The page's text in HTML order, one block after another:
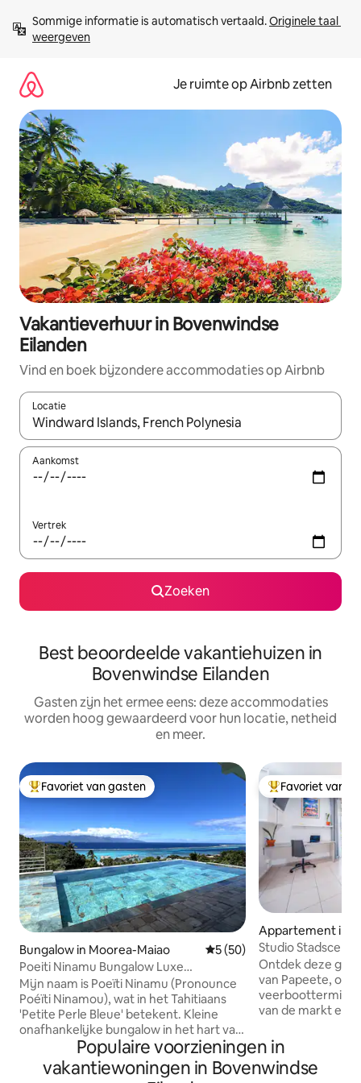
direct
naar
Sommige informatie is automatisch vertaald. Originele taal
weergeven
Je ruimte op Airbnb zetten
Vakantieverhuur in Bovenwindse
Eilanden
Vind en boek bijzondere accommodaties op Airbnb
Locatie
Wanneer er suggesties beschikbaar zijn, maak je een keuze
Aankomst
Vertrek
Zoeken
Best beoordeelde vakantiehuizen in
Bovenwindse Eilanden
Gasten zijn het ermee eens: deze accommodaties
worden hoog gewaardeerd voor hun locatie, netheid
en meer.
Topfavoriet van gasten
Favoriet van gasten
Bungalow in Moorea-Maiao Gemiddelde beoordeling
5 (50)
Poeiti Ninamu Bungalow Luxe
Uitzonderlijk uitzicht
Mijn naam is Poeïti Ninamu (Pronounce
Poéïti Ninamou), wat in het Tahitiaans
'Petite Perle Bleue' betekent. Kleine
onafhankelijke bungalow in het hart van
een luxe residentie, aan de kant van de
lagune, de oceaan en het eiland Tahiti. Ik
Topfavoriet van
Favoriet van
Appartement in
Studio
Uitzicht op de
Ontdek deze
van Papeete, op
veerbootterminal
van de markt en
strakke
een kitchenette,
een
Populaire voorzieningen in
vakantiewoningen in Bovenwindse